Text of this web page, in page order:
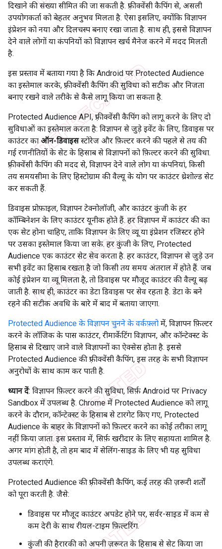
दिखाने की संख्या सीमित की जा सकती है. फ़्रीक्वेंसी कैपिंग से, असली
उपयोगकर्ता को बेहतर अनुभव मिलता है. ऐसा इसलिए, क्योंकि विज्ञापन
इंप्रेशन को नया और दिलचस्प बनाए रखा जाता है. साथ ही, इससे विज्ञापन
देने वाले लोगों या कंपनियों को विज्ञापन खर्च मैनेज करने में मदद मिलती
है.
इस प्रस्ताव में बताया गया है कि Android पर Protected Audience
का इस्तेमाल करके, फ़्रीक्वेंसी कैपिंग की सुविधा को सटीक और निजता
बनाए रखने वाले तरीके से कैसे लागू किया जा सकता है.
Protected Audience API, फ़्रीक्वेंसी कैपिंग को लागू करने के लिए दो
सुविधाओं का इस्तेमाल करता है: विज्ञापन से जुड़े इवेंट के लिए, डिवाइस पर
काउंटर काऑन-डिवाइसस्टोरेज और फ़िल्टर करने की पहले से तय की
गई रणनीतियों के सेट के हिसाब से विज्ञापनों को फ़िल्टर करने की सुविधा.
फ़्रीक्वेंसी कैपिंग की मदद से, विज्ञापन देने वाले लोग या कंपनियां, किसी
तय समयसीमा के लिए हिस्टोग्राम की वैल्यू के योग पर काउंटर थ्रेशोल्ड सेट
कर सकती हैं.
डिवाइस प्रोफ़ाइल, विज्ञापन टेक्नोलॉजी, और काउंटर कुंजी के हर
कॉम्बिनेशन के लिए काउंटर यूनीक होते हैं. हर विज्ञापन में काउंटर की का
एक सेट होना चाहिए, ताकि विज्ञापन के लिए व्यू या इंप्रेशन रजिस्टर होने
पर उसका इस्तेमाल किया जा सके. हर कुंजी के लिए, Protected
Audience एक काउंटर सेट सेव करता है. हर काउंटर, विज्ञापन से जुड़े उन
सभी इवेंट का हिसाब रखता है जो किसी तय समय अंतराल में होते हैं. जब
कोई इंप्रेशन या व्यू मिलता है, तो डिवाइस पर मौजूद काउंटर की वैल्यू बढ़
जाती है. साथ ही, काउंटर का डेटा डिवाइस पर सेव रहता है. डेटा के बने
रहने की सटीक अवधि के बारे में बाद में बताया जाएगा.
Protected Audience के विज्ञापन चुनने के वर्कफ़्लो में, विज्ञापन फ़िल्टर
करने के लॉजिक के पास काउंटर, रीमार्केटिंग विज्ञापन, और कॉन्टेक्स्ट के
हिसाब से दिखाए जाने वाले विज्ञापनों का ऐक्सेस होता है. इससे
Protected Audience की फ़्रीक्वेंसी कैपिंग, इस तरह के सभी विज्ञापन
अनुरोधों के साथ काम कर पाती है.
ध्यान दें: विज्ञापन फ़िल्टर करने की सुविधा, सिर्फ़ Android पर Privacy
Sandbox में उपलब्ध है. Chrome में Protected Audience को लागू
करने के दौरान, कॉन्टेक्स्ट के हिसाब से टारगेट किए गए, Protected
Audience के बाहर के विज्ञापनों को फ़िल्टर करने का कोई तरीका लागू
नहीं किया जाता. इस प्रस्ताव में, सिर्फ़ खरीदार के लिए सहायता शामिल है.
अगर मांग होती है, तो हम बाद में सेलिंग-साइड के लिए भी यह सुविधा
उपलब्ध कराएंगे.
Protected Audience की फ़्रीक्वेंसी कैपिंग, कई तरह की ज़रूरी शर्तों
को पूरा करती है. जैसे:
डिवाइस पर मौजूद काउंटर अपडेट होने पर, सर्वर-साइड में कम से
कम देरी के साथ रीयल-टाइम फ़िल्टरिंग.
कुंजी की हैरारकी को अपनी ज़रूरत के हिसाब से सेट किया जा